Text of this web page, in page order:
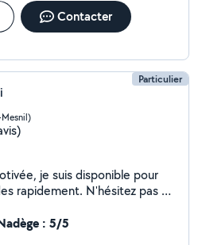
Contacter
Particulier
je suis disponible pour
rapidement. N'hésitez pas à
: 5/5